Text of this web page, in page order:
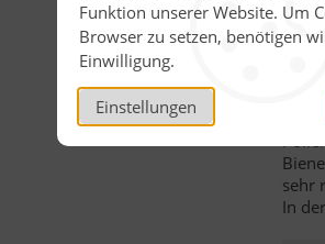
Funktion unserer Website. Um
Browser zu setzen, benötigen
Einwilligung.
Einstellungen
Ein
sehr
In